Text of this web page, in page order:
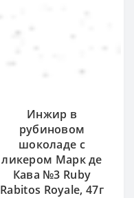
Инжир в
рубиновом
шоколаде с
ликером Марк де
Кава №3 Ruby
Rabitos Royale, 47г